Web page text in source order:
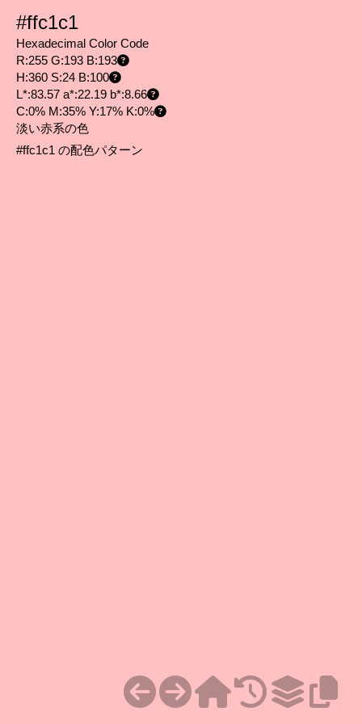
#ffc1c1
Hexadecimal Color Code
R:255 G:193 B:193
H:360 S:24 B:100
L*:83.57 a*:22.19 b*:8.66
C:0% M:35% Y:17% K:0%
淡い赤系の色
#ffc1c1 の配色パターン